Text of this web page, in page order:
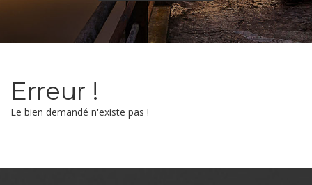
Erreur !
Le bien demandé n'existe pas !